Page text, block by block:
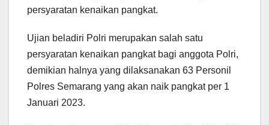
persyaratan kenaikan pangkat.
Ujian beladiri Polri merupakan salah satu
persyaratan kenaikan pangkat bagi anggota Polri,
demikian halnya yang dilaksanakan 63 Personil
Polres Semarang yang akan naik pangkat per 1
Januari 2023.